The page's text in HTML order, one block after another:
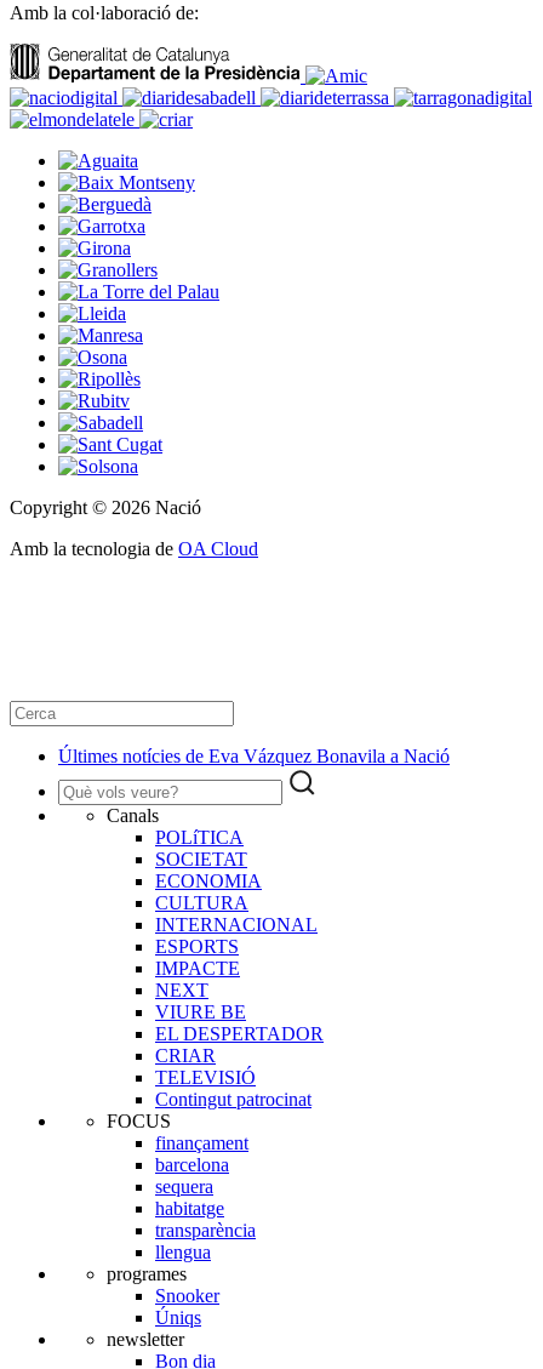
Amb la col·laboració de:
Copyright © 2026 Nació
Amb la tecnologia de OA Cloud
Últimes notícies de Eva Vázquez Bonavila a Nació
Canals
POLíTICA
SOCIETAT
ECONOMIA
CULTURA
INTERNACIONAL
ESPORTS
IMPACTE
NEXT
VIURE BE
EL DESPERTADOR
CRIAR
TELEVISIÓ
Contingut patrocinat
FOCUS
finançament
barcelona
sequera
habitatge
transparència
llengua
programes
Snooker
Úniqs
newsletter
Bon dia